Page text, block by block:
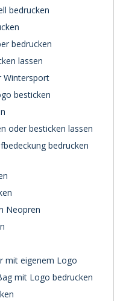
bedrucken
bedrucken
lassen
Wintersport
besticken
oder besticken lassen
bedrucken
Neopren
mit eigenem Logo
mit Logo bedrucken